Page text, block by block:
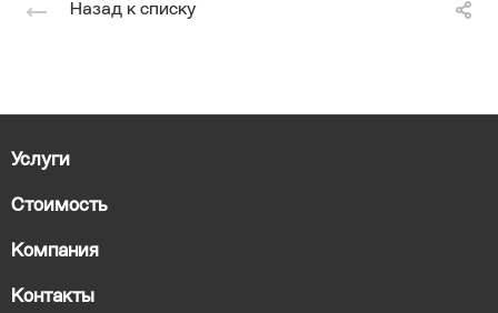
Назад к списку
Услуги
Стоимость
Компания
Контакты